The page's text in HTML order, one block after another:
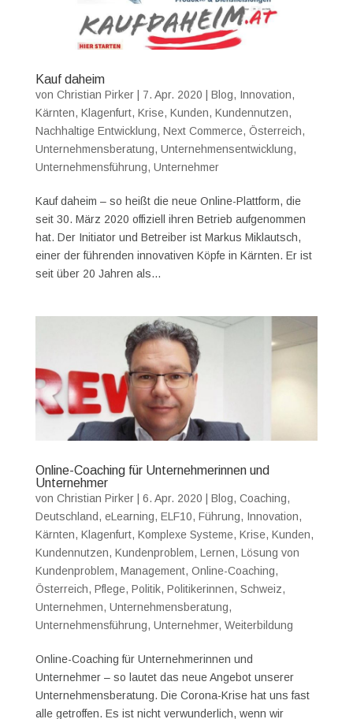
Kauf daheim
von Christian Pirker| 7. Apr. 2020 Blog, Innovation,
Kärnten, Klagenfurt, Krise, Kunden, Kundennutzen,
Nachhaltige Entwicklung, Next Commerce, Österreich,
Unternehmensberatung, Unternehmensentwicklung,
Unternehmensführung, Unternehmer
Kauf daheim – so heißt die neue Online-Plattform, die
seit 30. März 2020 offiziell ihren Betrieb aufgenommen
hat. Der Initiator und Betreiber ist Markus Miklautsch,
einer der führenden innovativen Köpfe in Kärnten. Er ist
seit über 20 Jahren als...
Online-Coaching für Unternehmerinnen und
Unternehmer
von Christian Pirker| 6. Apr. 2020 Blog, Coaching,
Deutschland, eLearning, ELF10, Führung, Innovation,
Kärnten, Klagenfurt, Komplexe Systeme, Krise, Kunden,
Kundennutzen, Kundenproblem, Lernen, Lösung von
Kundenproblem, Management, Online-Coaching,
Österreich, Pflege, Politik, Politikerinnen, Schweiz,
Unternehmen, Unternehmensberatung,
Unternehmensführung, Unternehmer, Weiterbildung
Online-Coaching für Unternehmerinnen und
Unternehmer – so lautet das neue Angebot unserer
Unternehmensberatung. Die Corona-Krise hat uns fast
alle getroffen. Es ist nicht verwunderlich, wenn wir